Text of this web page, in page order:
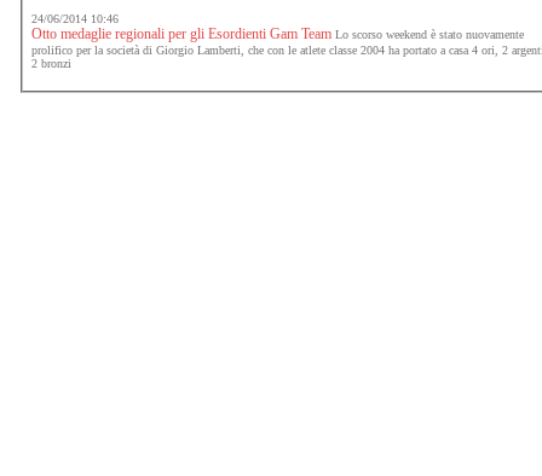
24/06/2014 10:46
Otto medaglie regionali per gli Esordienti Gam Team Lo scorso weekend è stato nuovamente
prolifico per la società di Giorgio Lamberti, che con le atlete classe 2004 ha portato a casa 4 ori, 2
2 bronzi